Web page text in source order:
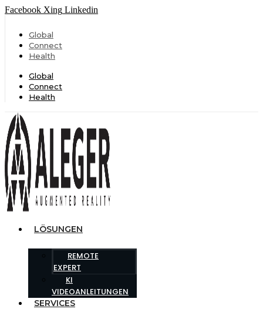
Facebook Xing Linkedin
Global
Connect
Health
Global
Connect
Health
LÖSUNGEN
REMOTE
EXPERT
KI
VIDEOANLEITUNGEN
SERVICES